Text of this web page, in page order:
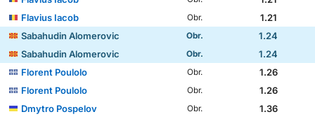
Flavius Iacob
Obr.
1.21
Sabahudin Alomeroviс
Obr.
1.24
Sabahudin Alomeroviс
Obr.
1.24
Florent Poulolo
Obr.
1.26
Florent Poulolo
Obr.
1.26
Dmytro Pospelov
Obr.
1.36